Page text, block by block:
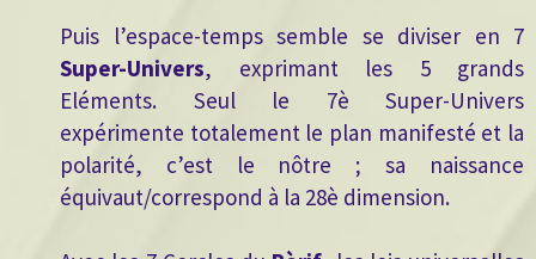
Puis l’espace-temps semble se diviser en 7
Super-Univers, exprimant les 5 grands
Eléments. Seul le 7è Super-Univers
expérimente totalement le plan manifesté et la
polarité, c’est le nôtre ; sa naissance
équivaut/correspond à la 28è dimension.